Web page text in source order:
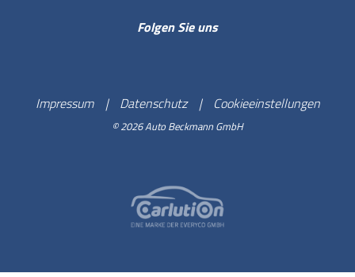
Folgen Sie uns
Impressum Datenschutz Cookieeinstellungen
© 2026 Auto Beckmann GmbH